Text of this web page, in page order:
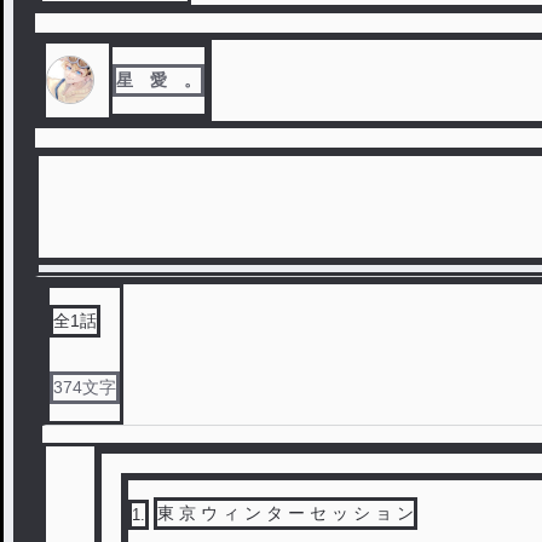
星 愛 。
全1話
374文字
1 東 京 ウ ィ ン タ ー セ ッ シ ョ ン